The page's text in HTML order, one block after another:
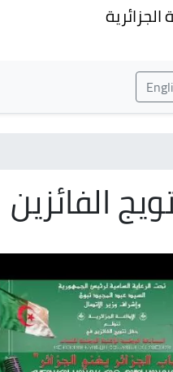
الجزائرية
الفائزين